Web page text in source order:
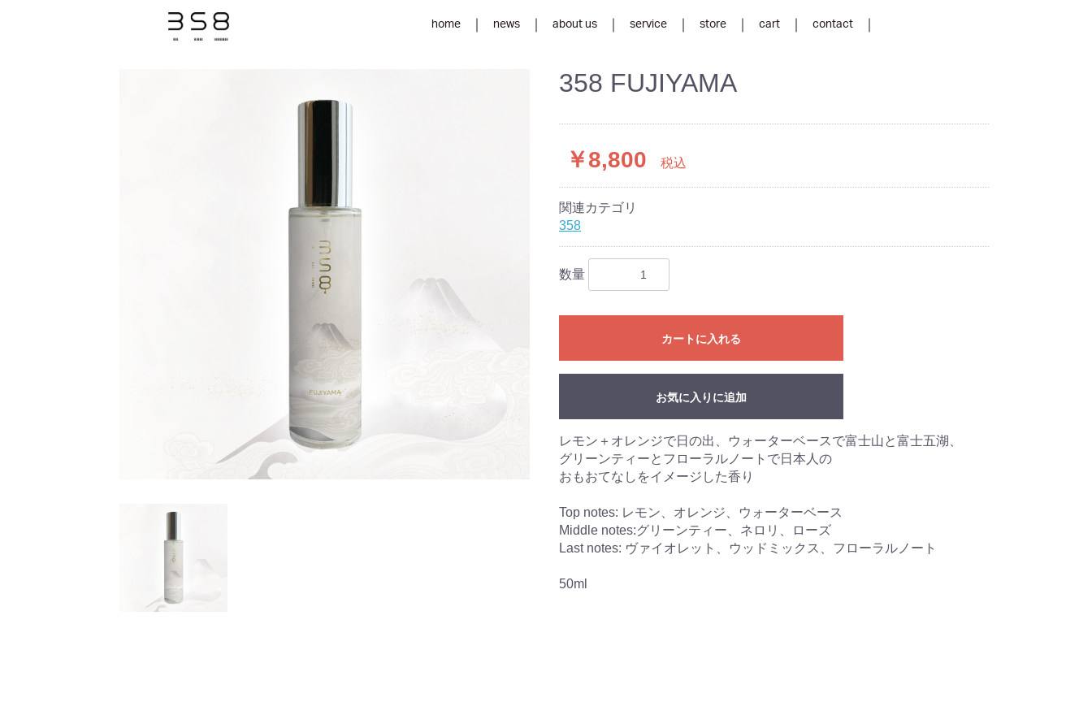
home news about us service store cart contact
358 FUJIYAMA
￥8,800 税込
関連カテゴリ
358
数量
カートに入れる
お気に入りに追加
レモン＋オレンジで日の出、ウォーターベースで富士山と富士五湖、
グリーンティーとフローラルノートで日本人の
おもおてなしをイメージした香り
Top notes: レモン、オレンジ、ウォーターベース
Middle notes:グリーンティー、ネロリ、ローズ
Last notes: ヴァイオレット、ウッドミックス、フローラルノート
50ml